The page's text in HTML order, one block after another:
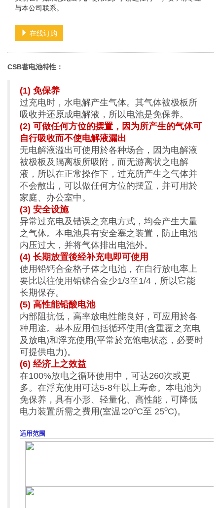
与本公司联系。
在线订购
CSB蓄电池特性：
(1) 免保养
过充电时，水电解产生气体。其气体被极板所
吸收并还原成电解液，所以电池是免保养。
(2) 可做任何方位的摆置，因为所产生的气体可
自行吸收而不使电解液漏出
无电解液溢出可使用於各种场合，因为电解液
被极板及隔离板所吸附，而无游离状之电解
液，所以在正常操作下，过充所产生之气体并
不会散出，可以做任何方位的摆置，并可用於
家庭、办公室中。
(3) 安全设施
异常过充电及错误之充电方式，均会产生大量
之气体。本电池具有安全塞之装置，防止电池
内压过大，并将气体排出电池外。
(4) 长期放置後经补充电即可使用
使用铅钙合金格子体之电池，在自行放电率上
要比以往使用铅锑合金少1/3至1/4，所以它能
长期保存。
(5) 高性能铅酸电池
内部阻抗低，高率放电性能良好，可应用於各
种用途。基本应用包括循环使用(含重覆之充电
及放电)和浮充使用(平常於充饱电状态，必要时
可提供电力)。
(6) 经济上之效益
在100%放电之循环使用中，可达260次或更
多。在浮充使用可达5-8年以上寿命。本电池为
免保养，具有小形、轻量化、高性能，可降低
电力装置所需之费用(室温∶20oC至 25oC)。
适用范围